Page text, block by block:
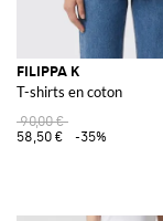
FILIPPA K
T-shirts en coton
90,00 €
58,50 €
-35%